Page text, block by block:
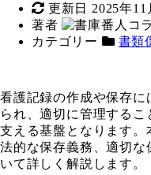
更新日
2025年11
著者
カテゴリー
書類
看護記録の作成や保存
られ、適切に管理する
支える基盤となります。
法的な保存義務、適切
いて詳しく解説します。